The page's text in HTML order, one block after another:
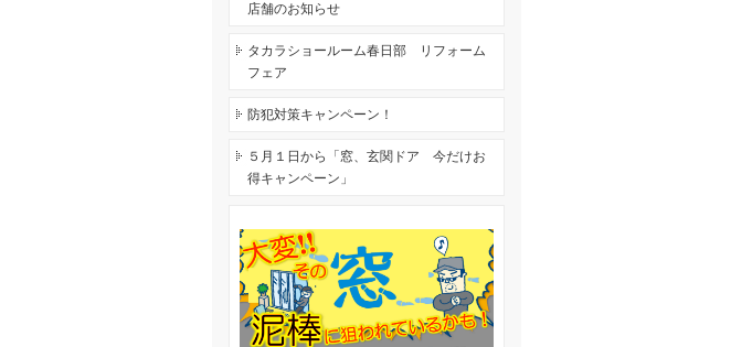
店舗のお知らせ
タカラショールーム春日部 リフォーム
フェア
防犯対策キャンペーン！
５月１日から「窓、玄関ドア 今だけお
得キャンペーン」